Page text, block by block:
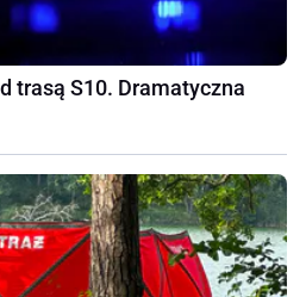
trasą S10. Dramatyczna